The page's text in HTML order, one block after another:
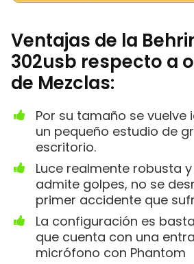
Ventajas de la
302usb respecto a
de Mezclas:
Por su tamaño se vuelve
un pequeño estudio de
escritorio.
Luce realmente robusta
admite golpes, no se
primer accidente que
La configuración es
que cuenta con una
micrófono con Phantom